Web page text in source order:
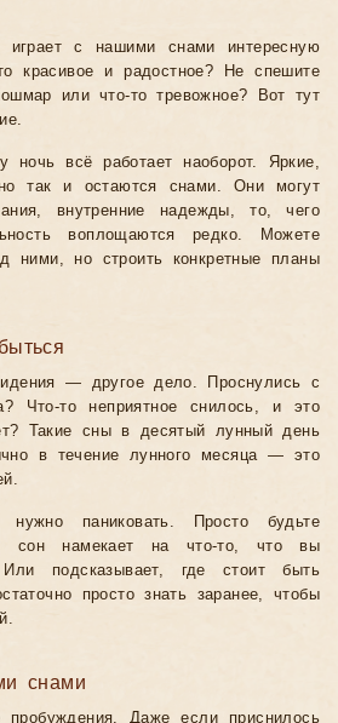
с нашими снами интересную
красивое и радостное? Не спешите
или что-то тревожное? Вот тут
всё работает наоборот. Яркие,
так и остаются снами. Они могут
внутренние надежды, то, чего
воплощаются редко. Можете
ними, но строить конкретные планы
— другое дело. Проснулись с
Что-то неприятное снилось, и это
Такие сны в десятый лунный день
в течение лунного месяца — это
паниковать. Просто будьте
сон намекает на что-то, что вы
подсказывает, где стоит быть
просто знать заранее, чтобы
снами
пробуждения. Даже если приснилось